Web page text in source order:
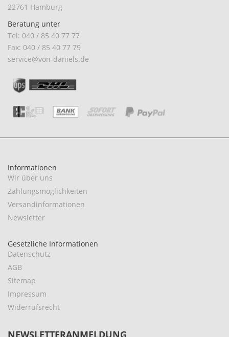
22761 Hamburg
Beratung unter
Tel: 040 / 85 40 77 77
Fax: 040 / 85 40 77 79
service@von-daniels.de
Informationen
Wir über uns
Zahlungsmöglichkeiten
Versandinformationen
Newsletter
Gesetzliche Informationen
Datenschutz
AGB
Sitemap
Impressum
Widerrufsrecht
NEWSLETTERANMELDUNG